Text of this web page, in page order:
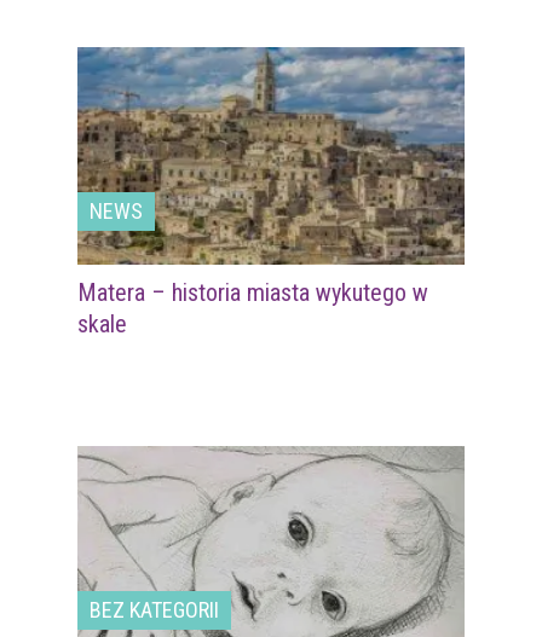
NEWS
Matera – historia miasta wykutego w
skale
BEZ KATEGORII